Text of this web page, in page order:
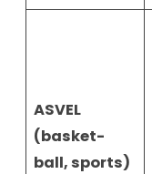
ASVEL
(basket-
ball, sports)